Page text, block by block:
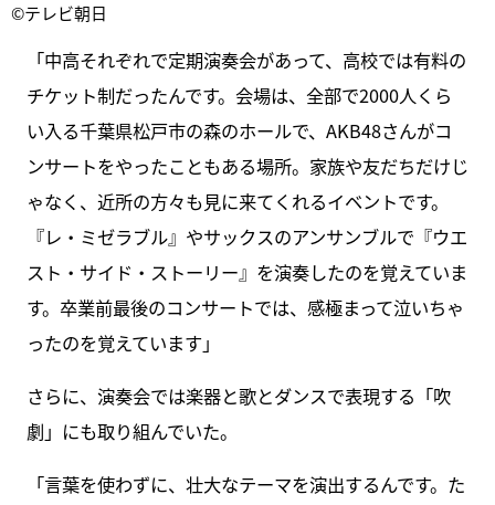
©テレビ朝日
「中高それぞれで定期演奏会があって、高校では有料の
チケット制だったんです。会場は、全部で2000人くら
い入る千葉県松戸市の森のホールで、AKB48さんがコ
ンサートをやったこともある場所。家族や友だちだけじ
ゃなく、近所の方々も見に来てくれるイベントです。
『レ・ミゼラブル』やサックスのアンサンブルで『ウエ
スト・サイド・ストーリー』を演奏したのを覚えていま
す。卒業前最後のコンサートでは、感極まって泣いちゃ
ったのを覚えています」
さらに、演奏会では楽器と歌とダンスで表現する「吹
劇」にも取り組んでいた。
「言葉を使わずに、壮大なテーマを演出するんです。た